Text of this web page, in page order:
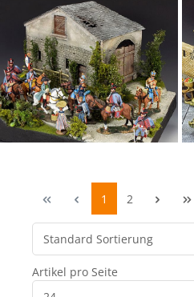
1 2
Artikel pro Seite